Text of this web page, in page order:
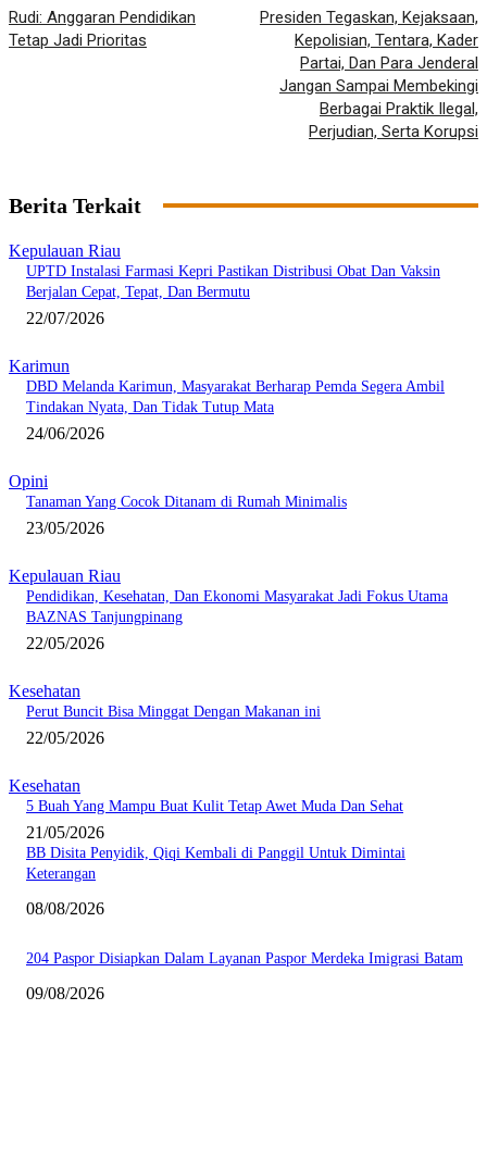
Rudi: Anggaran Pendidikan
Tetap Jadi Prioritas
Presiden Tegaskan, Kejaksaan,
Kepolisian, Tentara, Kader
Partai, Dan Para Jenderal
Jangan Sampai Membekingi
Berbagai Praktik Ilegal,
Perjudian, Serta Korupsi
Berita Terkait
Kepulauan Riau
UPTD Instalasi Farmasi Kepri Pastikan Distribusi Obat Dan Vaksin
Berjalan Cepat, Tepat, Dan Bermutu
22/07/2026
Karimun
DBD Melanda Karimun, Masyarakat Berharap Pemda Segera Ambil
Tindakan Nyata, Dan Tidak Tutup Mata
24/06/2026
Opini
Tanaman Yang Cocok Ditanam di Rumah Minimalis
23/05/2026
Kepulauan Riau
Pendidikan, Kesehatan, Dan Ekonomi Masyarakat Jadi Fokus Utama
BAZNAS Tanjungpinang
22/05/2026
Kesehatan
Perut Buncit Bisa Minggat Dengan Makanan ini
22/05/2026
Kesehatan
5 Buah Yang Mampu Buat Kulit Tetap Awet Muda Dan Sehat
21/05/2026
BB Disita Penyidik, Qiqi Kembali di Panggil Untuk Dimintai
Keterangan
08/08/2026
204 Paspor Disiapkan Dalam Layanan Paspor Merdeka Imigrasi Batam
09/08/2026